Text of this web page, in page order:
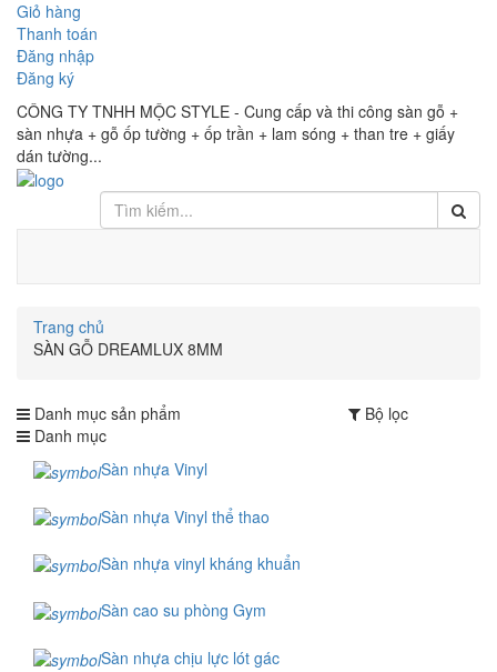
Giỏ hàng
Thanh toán
Đăng nhập
Đăng ký
CÔNG TY TNHH MỘC STYLE - Cung cấp và thi công sàn gỗ +
sàn nhựa + gỗ ốp tường + ốp trần + lam sóng + than tre + giấy
dán tường...
Trang chủ
SÀN GỖ DREAMLUX 8MM
Danh mục sản phẩm
Bộ lọc
Danh mục
Sàn nhựa Vinyl
Sàn nhựa Vinyl thể thao
Sàn nhựa vinyl kháng khuẩn
Sàn cao su phòng Gym
Sàn nhựa chịu lực lót gác